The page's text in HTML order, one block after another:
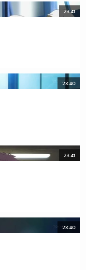
23:41
23:40
23:41
23:40